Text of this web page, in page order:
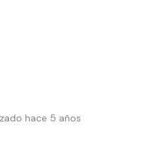
hace 5 años